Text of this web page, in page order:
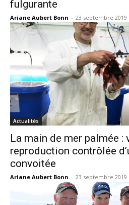
fulgurante
Ariane Aubert Bonn - 23 septembre 2019
Actualités
La main de mer palmée :
reproduction contrôlée
convoitée
Ariane Aubert Bonn - 23 septembre 2019